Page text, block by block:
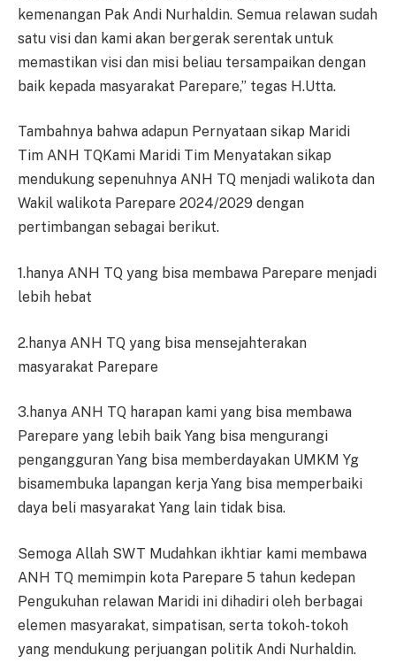
kemenangan Pak Andi Nurhaldin. Semua relawan sudah
satu visi dan kami akan bergerak serentak untuk
memastikan visi dan misi beliau tersampaikan dengan
baik kepada masyarakat Parepare,” tegas H.Utta.
Tambahnya bahwa adapun Pernyataan sikap Maridi
Tim ANH TQKami Maridi Tim Menyatakan sikap
mendukung sepenuhnya ANH TQ menjadi walikota dan
Wakil walikota Parepare 2024/2029 dengan
pertimbangan sebagai berikut.
1.hanya ANH TQ yang bisa membawa Parepare menjadi
lebih hebat
2.hanya ANH TQ yang bisa mensejahterakan
masyarakat Parepare
3.hanya ANH TQ harapan kami yang bisa membawa
Parepare yang lebih baik Yang bisa mengurangi
pengangguran Yang bisa memberdayakan UMKM Yg
bisamembuka lapangan kerja Yang bisa memperbaiki
daya beli masyarakat Yang lain tidak bisa.
Semoga Allah SWT Mudahkan ikhtiar kami membawa
ANH TQ memimpin kota Parepare 5 tahun kedepan
Pengukuhan relawan Maridi ini dihadiri oleh berbagai
elemen masyarakat, simpatisan, serta tokoh-tokoh
yang mendukung perjuangan politik Andi Nurhaldin.